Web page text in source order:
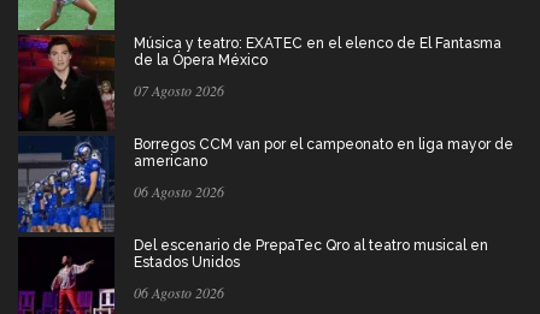
Música y teatro: EXATEC en el elenco de El Fantasma
de la Ópera México
07 Agosto 2026
Borregos CCM van por el campeonato en liga mayor de
americano
06 Agosto 2026
Del escenario de PrepaTec Qro al teatro musical en
Estados Unidos
06 Agosto 2026